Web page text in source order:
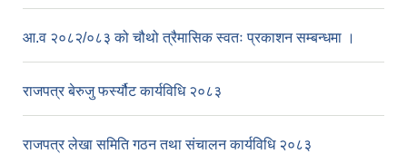
आ.व २०८२/०८३ को चौथो त्रैमासिक स्वतः प्रकाशन सम्बन्धमा ।
राजपत्र बेरुजु फर्स्यौट कार्यविधि २०८३
राजपत्र लेखा समिति गठन तथा संचालन कार्यविधि २०८३